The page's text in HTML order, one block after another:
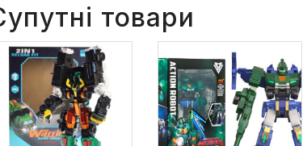
товари